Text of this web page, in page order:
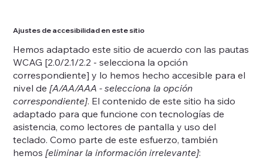
Ajustes de accesibilidad en este sitio
Hemos adaptado este sitio de acuerdo con las pautas
WCAG [2.0/2.1/2.2 - selecciona la opción
correspondiente] y lo hemos hecho accesible para el
nivel de [A/AA/AAA - selecciona la opción
correspondiente]. El contenido de este sitio ha sido
adaptado para que funcione con tecnologías de
asistencia, como lectores de pantalla y uso del
teclado. Como parte de este esfuerzo, también
hemos [eliminar la información irrelevante]: